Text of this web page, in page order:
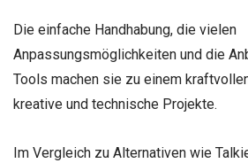
Die einfache Handhabung, die vielen
Anpassungsmöglichkeiten und die
Tools machen sie zu einem
kreative und technische Projekte.
Im Vergleich zu Alternativen wie